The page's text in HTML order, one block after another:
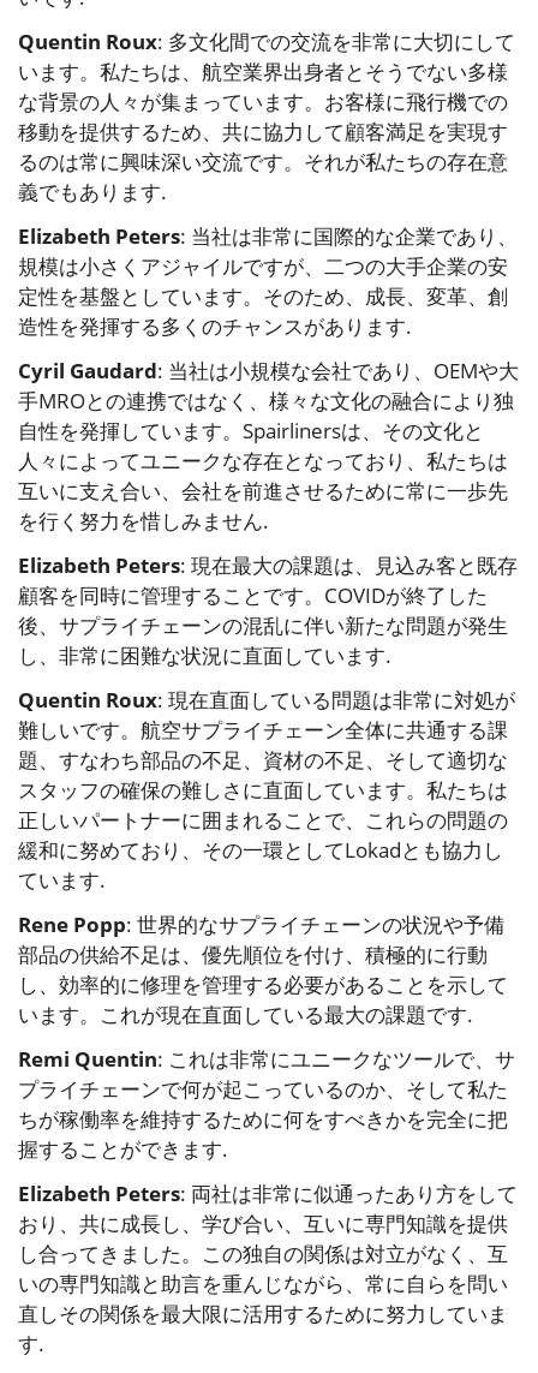
Quentin Roux: 多文化間での交流を非常に大切にして
います。私たちは、航空業界出身者とそうでない多様
な背景の人々が集まっています。お客様に飛行機での
移動を提供するため、共に協力して顧客満足を実現す
るのは常に興味深い交流です。それが私たちの存在意
義でもあります.
Elizabeth Peters: 当社は非常に国際的な企業であり、
規模は小さくアジャイルですが、二つの大手企業の安
定性を基盤としています。そのため、成長、変革、創
造性を発揮する多くのチャンスがあります.
Cyril Gaudard: 当社は小規模な会社であり、OEMや大
手MROとの連携ではなく、様々な文化の融合により独
自性を発揮しています。Spairlinersは、その文化と
人々によってユニークな存在となっており、私たちは
互いに支え合い、会社を前進させるために常に一歩先
を行く努力を惜しみません.
Elizabeth Peters: 現在最大の課題は、見込み客と既存
顧客を同時に管理することです。COVIDが終了した
後、サプライチェーンの混乱に伴い新たな問題が発生
し、非常に困難な状況に直面しています.
Quentin Roux: 現在直面している問題は非常に対処が
難しいです。航空サプライチェーン全体に共通する課
題、すなわち部品の不足、資材の不足、そして適切な
スタッフの確保の難しさに直面しています。私たちは
正しいパートナーに囲まれることで、これらの問題の
緩和に努めており、その一環としてLokadとも協力し
ています.
Rene Popp: 世界的なサプライチェーンの状況や予備
部品の供給不足は、優先順位を付け、積極的に行動
し、効率的に修理を管理する必要があることを示して
います。これが現在直面している最大の課題です.
Remi Quentin: これは非常にユニークなツールで、サ
プライチェーンで何が起こっているのか、そして私た
ちが稼働率を維持するために何をすべきかを完全に把
握することができます.
Elizabeth Peters: 両社は非常に似通ったあり方をして
おり、共に成長し、学び合い、互いに専門知識を提供
し合ってきました。この独自の関係は対立がなく、互
いの専門知識と助言を重んじながら、常に自らを問い
直しその関係を最大限に活用するために努力していま
す.